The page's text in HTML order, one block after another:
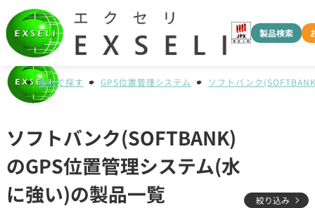
製品検索
種別で探す GPS位置管理システム ソフトバンク
ソフトバンク(SOFTBANK)
のGPS位置管理システム(水
に強い)の製品一覧
絞り込み